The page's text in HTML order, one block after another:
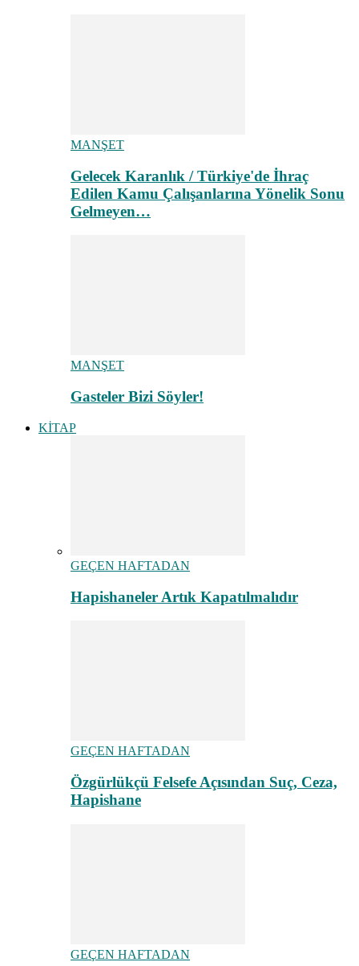
MANŞET
Gelecek Karanlık / Türkiye'de İhraç
Edilen Kamu Çalışanlarına Yönelik Sonu
Gelmeyen…
MANŞET
Gasteler Bizi Söyler!
KİTAP
GEÇEN HAFTADAN
Hapishaneler Artık Kapatılmalıdır
GEÇEN HAFTADAN
Özgürlükçü Felsefe Açısından Suç, Ceza,
Hapishane
GEÇEN HAFTADAN